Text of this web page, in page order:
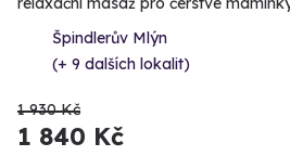
Špindlerův Mlýn
(+ 9 dalších lokalit)
1 930 Kč
1 840 Kč